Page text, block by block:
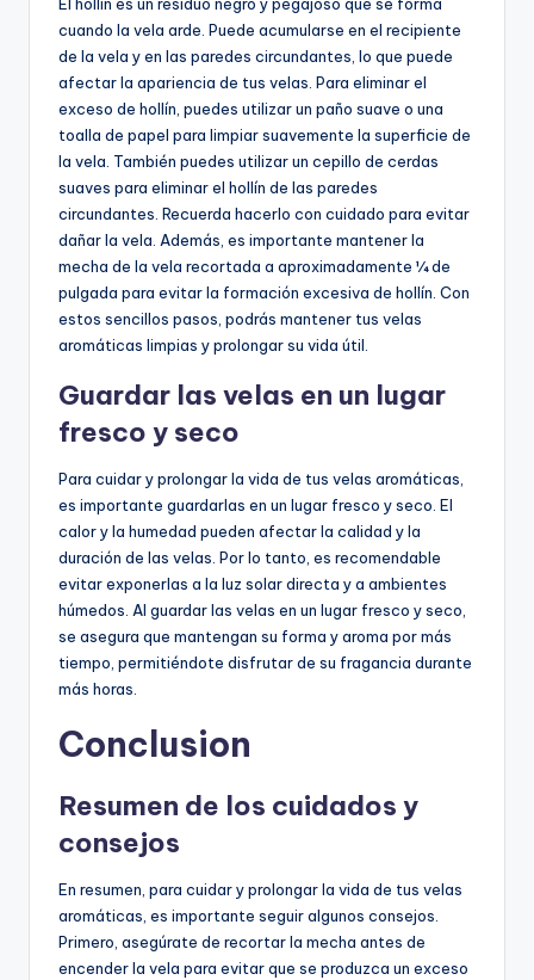
cuando la vela arde. Puede acumularse en el recipiente
de la vela y en las paredes circundantes, lo que puede
afectar la apariencia de tus velas. Para eliminar el
exceso de hollín, puedes utilizar un paño suave o una
toalla de papel para limpiar suavemente la superficie de
la vela. También puedes utilizar un cepillo de cerdas
suaves para eliminar el hollín de las paredes
circundantes. Recuerda hacerlo con cuidado para evitar
dañar la vela. Además, es importante mantener la
mecha de la vela recortada a aproximadamente ¼ de
pulgada para evitar la formación excesiva de hollín. Con
estos sencillos pasos, podrás mantener tus velas
aromáticas limpias y prolongar su vida útil.
Guardar las velas en un lugar
fresco y seco
Para cuidar y prolongar la vida de tus velas aromáticas,
es importante guardarlas en un lugar fresco y seco. El
calor y la humedad pueden afectar la calidad y la
duración de las velas. Por lo tanto, es recomendable
evitar exponerlas a la luz solar directa y a ambientes
húmedos. Al guardar las velas en un lugar fresco y seco,
se asegura que mantengan su forma y aroma por más
tiempo, permitiéndote disfrutar de su fragancia durante
más horas.
Conclusion
Resumen de los cuidados y
consejos
En resumen, para cuidar y prolongar la vida de tus velas
aromáticas, es importante seguir algunos consejos.
Primero, asegúrate de recortar la mecha antes de
encender la vela para evitar que se produzca un exceso